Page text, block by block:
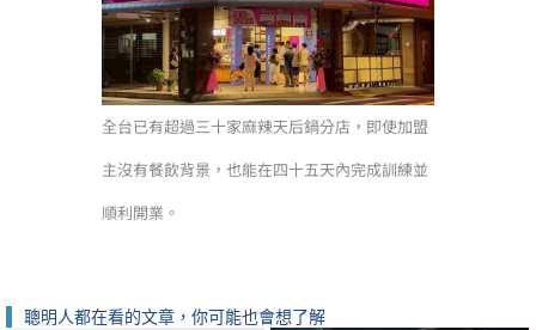
全台已有超過三十家麻辣天后鍋分店，即使加盟
主沒有餐飲背景，也能在四十五天內完成訓練並
順利開業。
聰明人都在看的文章，你可能也會想了解